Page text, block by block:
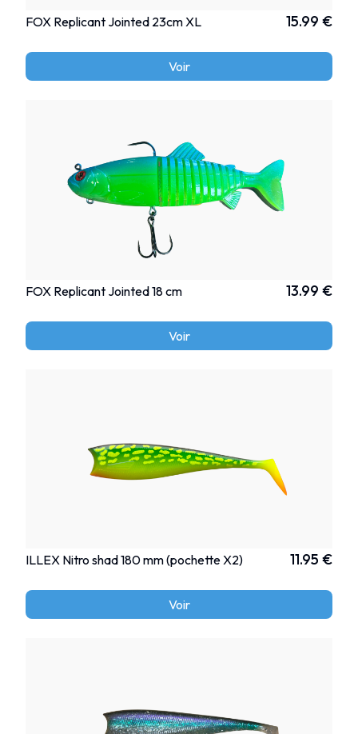
FOX Replicant Jointed 23cm XL 15.99 €
Voir
FOX Replicant Jointed 18 cm 13.99 €
Voir
ILLEX Nitro shad 180 mm (pochette X2) 11.95 €
Voir